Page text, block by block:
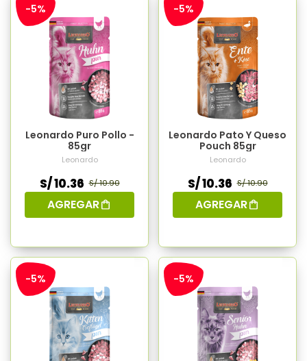
-5%
Leonardo Puro Pollo -
85gr
Leonardo
S/ 10.90
S/ 10.36
AGREGAR
-5%
Leonardo Pato Y Queso
Pouch 85gr
Leonardo
S/ 10.90
S/ 10.36
AGREGAR
-5% -5%